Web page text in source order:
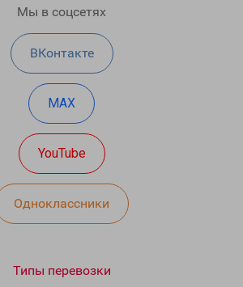
Мы в соцсетях
ВКонтакте
MAX
YouTube
Одноклассники
Типы перевозки